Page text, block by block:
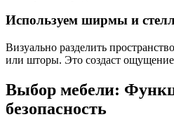
Используем ширмы и
Визуально разделить
или шторы. Это создаст
Выбор мебели:
безопасность